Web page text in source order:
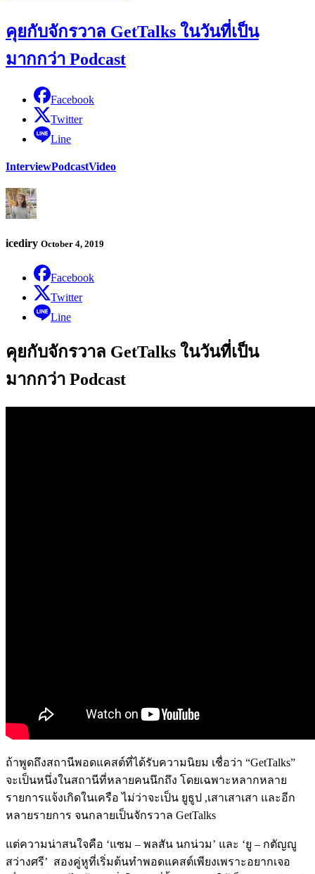
คุยกับจักรวาล GetTalks ในวันที่เป็น
มากกว่า Podcast
Facebook
Twitter
Line
InterviewPodcastVideo
icediry October 4, 2019
Facebook
Twitter
Line
คุยกับจักรวาล GetTalks ในวันที่เป็น
มากกว่า Podcast
ถ้าพูดถึงสถานีพอดแคสต์ที่ได้รับความนิยม เชื่อว่า “GetTalks”
จะเป็นหนึ่งในสถานีที่หลายคนนึกถึง โดยเฉพาะหลากหลาย
รายการแจ้งเกิดในเครือ ไม่ว่าจะเป็น ยูธูป ,เสาเสาเสา และอีก
หลายรายการ จนกลายเป็นจักรวาล GetTalks
แต่ความน่าสนใจคือ ‘แซม – พลสัน นกน่วม’ และ ‘ยู – กตัญญู
สว่างศรี’ สองคู่หูที่เริ่มต้นทำพอดแคสต์เพียงเพราะอยากเจอ